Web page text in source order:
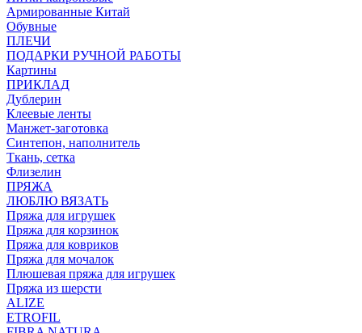
Армированные Китай
Обувные
ПЛЕЧИ
ПОДАРКИ РУЧНОЙ РАБОТЫ
Картины
ПРИКЛАД
Дублерин
Клеевые ленты
Манжет-заготовка
Синтепон, наполнитель
Ткань, сетка
Флизелин
ПРЯЖА
ЛЮБЛЮ ВЯЗАТЬ
Пряжа для игрушек
Пряжа для корзинок
Пряжа для ковриков
Пряжа для мочалок
Плюшевая пряжа для игрушек
Пряжа из шерсти
ALIZE
ETROFIL